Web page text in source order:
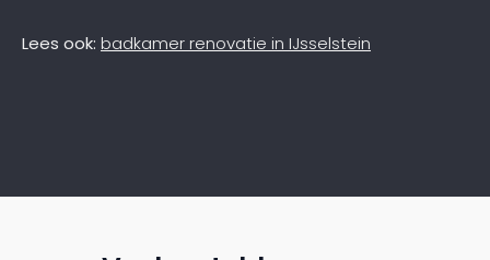
Lees ook: badkamer renovatie in IJsselstein